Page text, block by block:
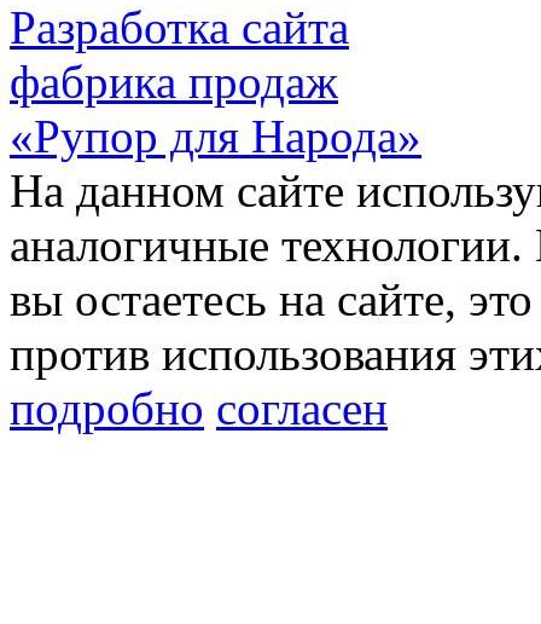
Разработка сайта
фабрика продаж
«Рупор для Народа»
На данном сайте
аналогичные
вы остаетесь на сайте,
против использования
подробно согласен